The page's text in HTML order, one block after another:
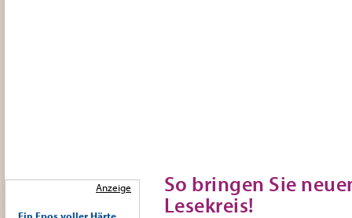
So bringen Sie
Lesekreis!
Anzeige